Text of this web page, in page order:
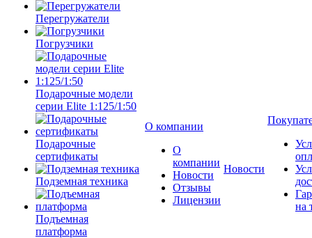
Перегружатели
Погрузчики
Подарочные модели
серии Elite 1:125/1:50
Подарочные
сертификаты
Подземная техника
Подъемная
платформа
О компании
О
компании
Новости
Отзывы
Лицензии
Новости
на